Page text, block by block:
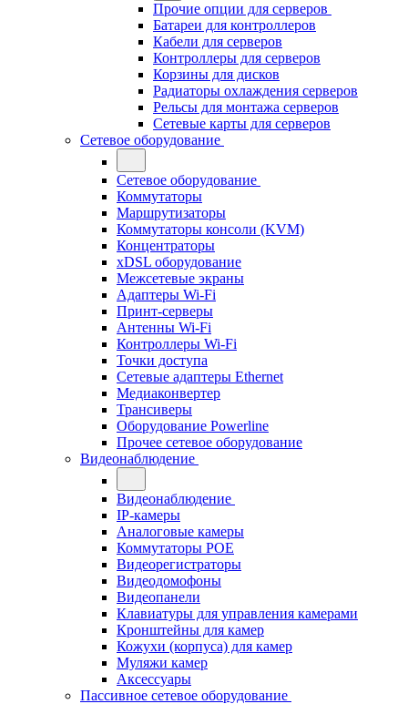
Прочие опции для серверов
Батареи для контроллеров
Кабели для серверов
Контроллеры для серверов
Корзины для дисков
Радиаторы охлаждения серверов
Рельсы для монтажа серверов
Сетевые карты для серверов
Сетевое оборудование
Сетевое оборудование
Коммутаторы
Маршрутизаторы
Коммутаторы консоли (KVM)
Концентраторы
xDSL оборудование
Межсетевые экраны
Адаптеры Wi-Fi
Принт-серверы
Антенны Wi-Fi
Контроллеры Wi-Fi
Точки доступа
Сетевые адаптеры Ethernet
Медиаконвертер
Трансиверы
Оборудование Powerline
Прочее сетевое оборудование
Видеонаблюдение
Видеонаблюдение
IP-камеры
Аналоговые камеры
Коммутаторы POE
Видеорегистраторы
Видеодомофоны
Видеопанели
Клавиатуры для управления камерами
Кронштейны для камер
Кожухи (корпуса) для камер
Муляжи камер
Аксессуары
Пассивное сетевое оборудование